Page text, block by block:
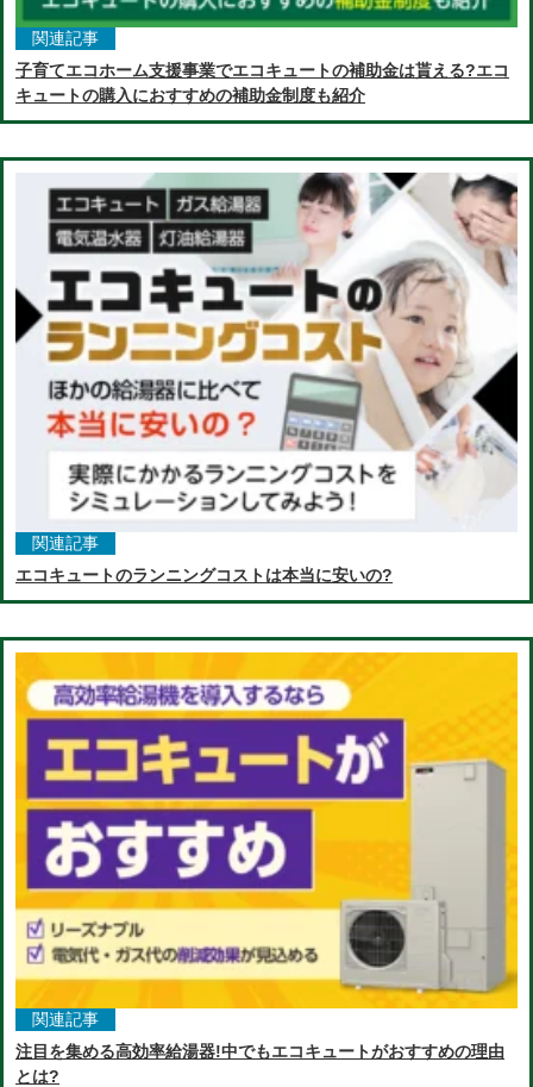
関連記事
子育てエコホーム支援事業でエコキュートの補助金は貰える?エコ
キュートの購入におすすめの補助金制度も紹介
関連記事
エコキュートのランニングコストは本当に安いの?
関連記事
注目を集める高効率給湯器!中でもエコキュートがおすすめの理由
とは?